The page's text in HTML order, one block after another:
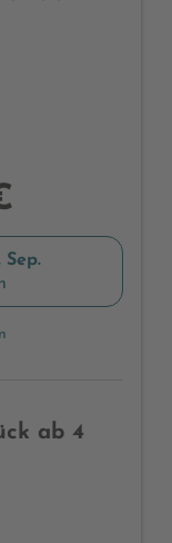
Sep.
ab 4